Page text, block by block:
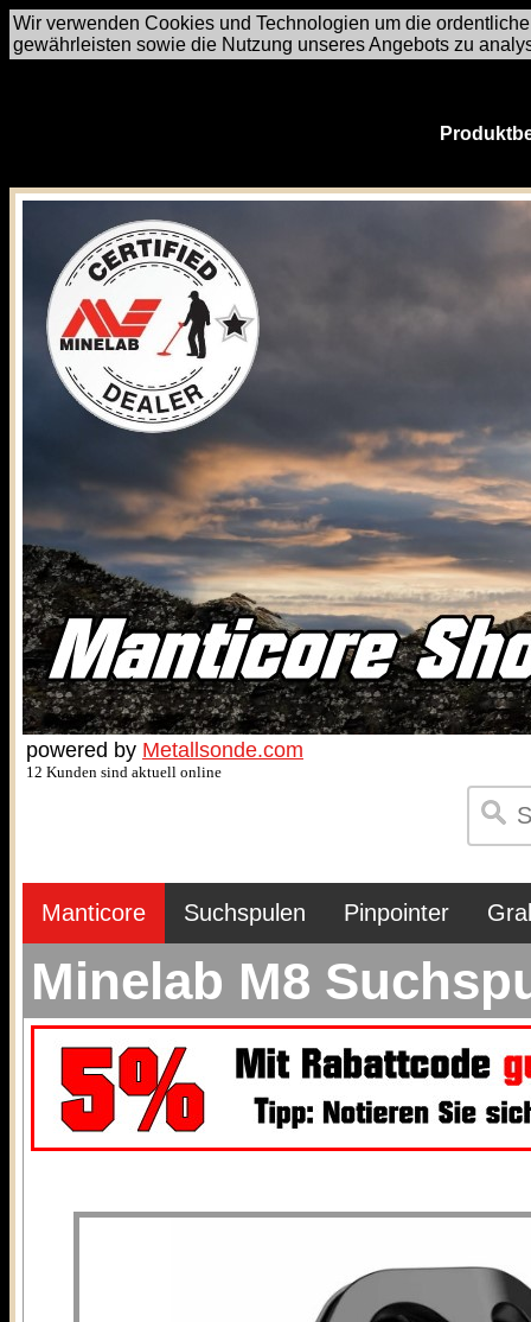
Wir verwenden Cookies und Technologien um die
gewährleisten sowie die Nutzung unseres Angebots zu
powered by Metallsonde.com
12 Kunden sind aktuell online
Manticore Suchspulen Pinpointer
Minelab M8